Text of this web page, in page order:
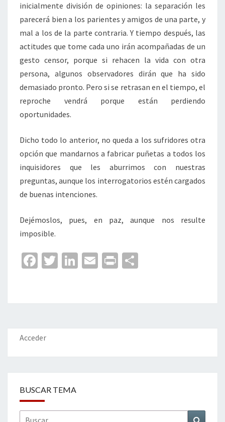
inicialmente división de opiniones: la separación les
parecerá bien a los parientes y amigos de una parte, y
mal a los de la parte contraria. Y tiempo después, las
actitudes que tome cada uno irán acompañadas de un
gesto censor, porque si rehacen la vida con otra
persona, algunos observadores dirán que ha sido
demasiado pronto. Pero si se retrasan en el tiempo, el
reproche vendrá porque están perdiendo
oportunidades.
Dicho todo lo anterior, no queda a los sufridores otra
opción que mandarnos a fabricar puñetas a todos los
inquisidores que les aburrimos con nuestras
preguntas, aunque los interrogatorios estén cargados
de buenas intenciones.
Dejémoslos, pues, en paz, aunque nos resulte
imposible.
Fa
o
o
k
T
er
Li
dI
n
E
l
Pr
p
ar
Acceder
BUSCAR TEMA
Buscar